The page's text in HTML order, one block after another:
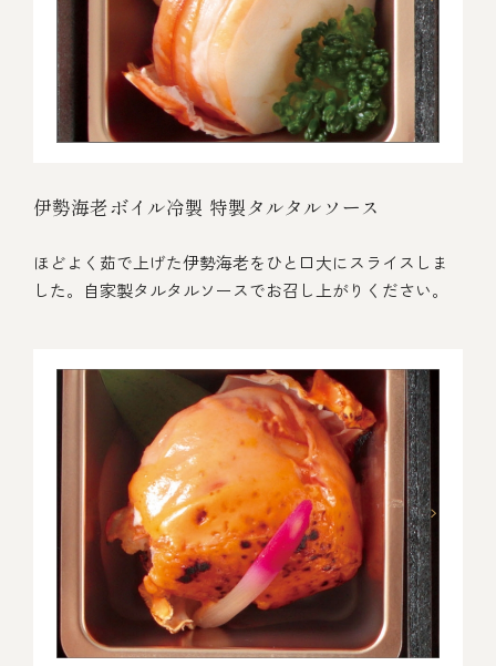
伊勢海老ボイル冷製 特製タルタルソース
ほどよく茹で上げた伊勢海老をひと口大にスライスしま
した。自家製タルタルソースでお召し上がりください。